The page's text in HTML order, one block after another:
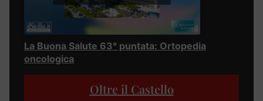
La Buona Salute 63° puntata: Ortopedia
oncologica
Oltre il Castello